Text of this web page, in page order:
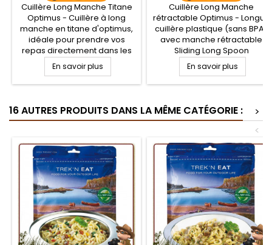
Cuillère Long Manche Titane
Optimus - Cuillère à long
manche en titane d'optimus,
idéale pour prendre vos
repas directement dans les
sachets de repas lyophilisés.
100% titane, ultra légère,
poignée finition mate, cuillère
parfaitement adaptée au
trek et la randonnée
En savoir plus
Cuillère Long Manche
rétractable Optimus - Longue
cuillère plastique (sans BPA)
avec manche rétractable
Sliding Long Spoon
d'Optimus. Manche
télescopique et démontable
afin de favoriser la
lyophilisés en sachets, ainsi
que le nettoyage. Cuiller de
camping pour randonner
En savoir plus
16 AUTRES PRODUITS DANS LA MÊME CATÉGORIE :
>
<